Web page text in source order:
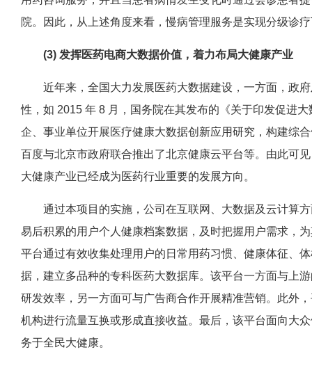
院。因此，从上述角度来看，慢病管理服务是实现分级诊
(3) 发挥医药电商大数据价值，着力布局大健康产业
近年来，全国大力发展医药大数据建设，一方面，政府
性，如 2015 年 8 月，国务院在其发布的《关于印发促进
企、事业单位开展医疗健康大数据创新应用研究，构建综
百度与北京市政府联合推出了北京健康云平台等。由此可
大健康产业已经成为医药行业重要的发展方向。
通过本项目的实施，公司在互联网、大数据及云计算方
易后积累的用户个人健康档案数据，及时把握用户需求，
平台通过有效收集处理用户的日常用药习惯、健康体征、
据，建立多品种的专科医药大数据库。该平台一方面与上
研发效率，另一方面可与广告商合作开展精准营销。此外
机构进行流量互换或形成直接收益。最后，该平台面向大
务于全民大健康。